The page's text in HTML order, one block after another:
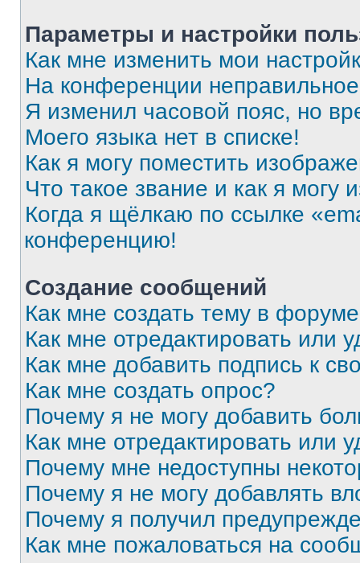
Параметры и настройки
Как мне изменить мои
На конференции
Я изменил часовой пояс, но
Моего языка нет в списке!
Как я могу поместить
Что такое звание и как я могу
Когда я щёлкаю по ссылке
конференцию!
Создание сообщений
Как мне создать тему в
Как мне отредактировать или
Как мне добавить подпись к
Как мне создать опрос?
Почему я не могу добавить
Как мне отредактировать или
Почему мне недоступны
Почему я не могу добавлять
Почему я получил
Как мне пожаловаться на